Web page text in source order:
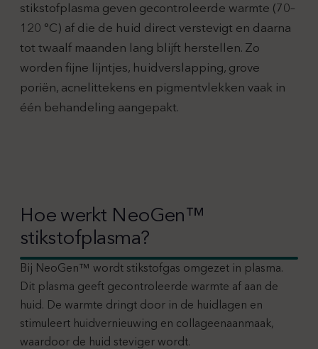
stikstofplasma geven gecontroleerde warmte (70–
120 °C) af die de huid direct verstevigt en daarna
tot twaalf maanden lang blijft herstellen. Zo
worden fijne lijntjes, huidverslapping, grove
poriën, acnelittekens en pigmentvlekken vaak in
één behandeling aangepakt.
Hoe werkt NeoGen™
stikstofplasma?
Bij NeoGen™ wordt stikstofgas omgezet in plasma.
Dit plasma geeft gecontroleerde warmte af aan de
huid. De warmte dringt door in de huidlagen en
stimuleert huidvernieuwing en collageenaanmaak,
waardoor de huid steviger wordt.